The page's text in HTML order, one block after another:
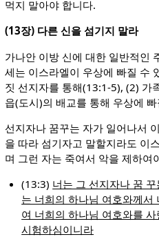
먹지 말아야 합니다.
(13장) 다른 신을 섬기지 말라
가나안 이방 신에 대한 일반적인
세는 이스라엘이 우상에 빠질 수
짓 선지자를 통해(13:1-5), (2) 가
읍(도시)의 배교를 통해 우상에
선지자나 꿈꾸는 자가 일어나서
을 따라 섬기자고 말할지라도 이
며 그런 자는 죽여서 악을 제하여
(13:3) 너는 그 선지자나 꿈
는 너희의 하나님 여호와께
여 너희의 하나님 여호와를
시험하심이니라